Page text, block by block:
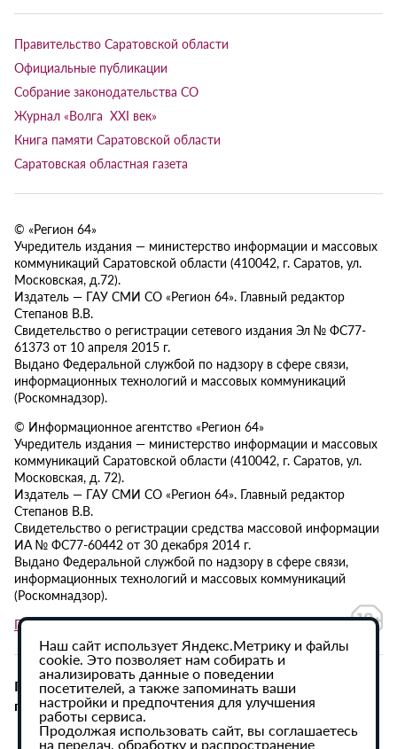
Правительство Саратовской области
Официальные публикации
Собрание законодательства СО
Журнал «Волга XXI век»
Книга памяти Саратовской области
Саратовская областная газета
© «Регион 64»
Учредитель издания — министерство информации и массовых
коммуникаций Саратовской области (410042, г. Саратов, ул.
Московская, д.72).
Издатель — ГАУ СМИ СО «Регион 64». Главный редактор
Степанов В.В.
Свидетельство о регистрации сетевого издания Эл № ФС77-
61373 от 10 апреля 2015 г.
Выдано Федеральной службой по надзору в сфере связи,
информационных технологий и массовых коммуникаций
(Роскомнадзор).
© Информационное агентство «Регион 64»
Учредитель издания — министерство информации и массовых
коммуникаций Саратовской области (410042, г. Саратов, ул.
Московская, д. 72).
Издатель — ГАУ СМИ СО «Регион 64». Главный редактор
Степанов В.В.
Свидетельство о регистрации средства массовой информации
ИА № ФС77-60442 от 30 декабря 2014 г.
Выдано Федеральной службой по надзору в сфере связи,
информационных технологий и массовых коммуникаций
(Роскомнадзор).
Политика в отношении обработки персональных данных
При использовании материалов сайта активная
гиперссылка на ИА «Регион 64» обязательна.
Наш сайт использует Яндекс.Метрику и файлы
cookie. Это позволяет нам собирать и
анализировать данные о поведении
посетителей, а также запоминать ваши
настройки и предпочтения для улучшения
работы сервиса.
Продолжая использовать сайт, вы соглашаетесь
на передач, обработку и распространение